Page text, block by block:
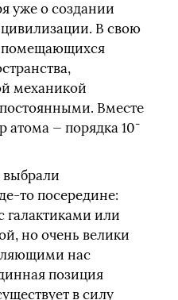
уже о создании
В свою
помещающихся
механикой
Вместе
атома — порядка 10-
посередине:
или
но очень велики
нас
позиция
в силу